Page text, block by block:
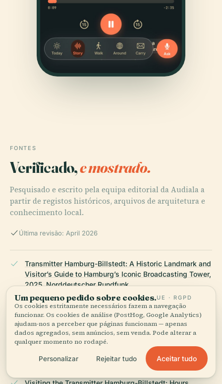
FONTES
Verificado,e mostrado.
Pesquisado e escrito pela equipa editorial da Audiala a
partir de registos históricos, arquivos de arquitetura e
conhecimento local.
Última revisão: April 2026
Transmitter Hamburg-Billstedt: A Historic Landmark and
Visitor’s Guide to Hamburg’s Iconic Broadcasting Tower,
2025, Norddeutscher Rundfunk
Visiting the Transmitter Hamburg-Billstedt: History,
Visitor Info & Nearby Attractions, 2025, Everything
Explained Today
Um pequeno pedido sobre cookies.UE · RGPD
Os cookies estritamente necessários fazem a navegação
funcionar. Os cookies de análise (PostHog, Google Analytics)
ajudam-nos a perceber que páginas funcionam — apenas
dados agregados, sem anúncios, sem venda. Pode alterar a
qualquer momento no rodapé.
Personalizar Rejeitar tudo Aceitar tudo